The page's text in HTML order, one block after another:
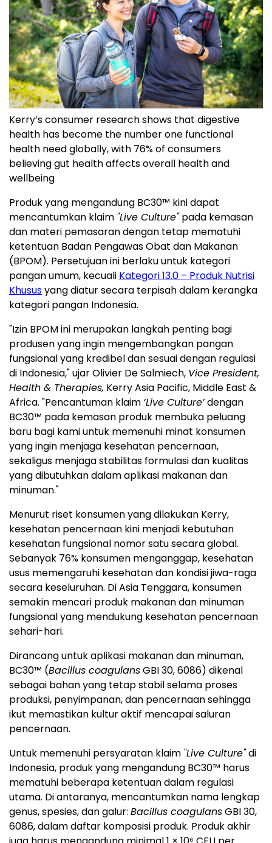
Kerry’s consumer research shows that digestive
health has become the number one functional
health need globally, with 76% of consumers
believing gut health affects overall health and
wellbeing
Produk yang mengandung BC30™ kini dapat
mencantumkan klaim "Live Culture"pada kemasan
dan materi pemasaran dengan tetap mematuhi
ketentuan Badan Pengawas Obat dan Makanan
(BPOM). Persetujuan ini berlaku untuk kategori
pangan umum, kecuali Kategori 13.0 – Produk Nutrisi
Khususyang diatur secara terpisah dalam kerangka
kategori pangan Indonesia.
"Izin BPOM ini merupakan langkah penting bagi
produsen yang ingin mengembangkan pangan
fungsional yang kredibel dan sesuai dengan regulasi
di Indonesia," ujar Olivier De Salmiech, Vice President,
Health & Therapies, Kerry Asia Pacific, Middle East &
Africa. "Pencantuman klaim ‘Live Culture’dengan
BC30™ pada kemasan produk membuka peluang
baru bagi kami untuk memenuhi minat konsumen
yang ingin menjaga kesehatan pencernaan,
sekaligus menjaga stabilitas formulasi dan kualitas
yang dibutuhkan dalam aplikasi makanan dan
minuman."
Menurut riset konsumen yang dilakukan Kerry,
kesehatan pencernaan kini menjadi kebutuhan
kesehatan fungsional nomor satu secara global.
Sebanyak 76% konsumen menganggap, kesehatan
usus memengaruhi kesehatan dan kondisi jiwa-raga
secara keseluruhan. Di Asia Tenggara, konsumen
semakin mencari produk makanan dan minuman
fungsional yang mendukung kesehatan pencernaan
sehari-hari.
Dirancang untuk aplikasi makanan dan minuman,
BC30™ (Bacillus coagulansGBI 30, 6086) dikenal
sebagai bahan yang tetap stabil selama proses
produksi, penyimpanan, dan pencernaan sehingga
ikut memastikan kultur aktif mencapai saluran
pencernaan.
Untuk memenuhi persyaratan klaim "Live Culture"di
Indonesia, produk yang mengandung BC30™ harus
mematuhi beberapa ketentuan dalam regulasi
utama. Di antaranya, mencantumkan nama lengkap
genus, spesies, dan galur: Bacillus coagulansGBI 30,
6086, dalam daftar komposisi produk. Produk akhir